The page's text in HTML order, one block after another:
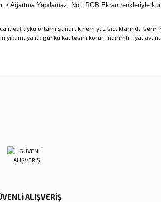
• Ağartma Yapılamaz. Not: RGB Ekran renkleriyle
uyku ortamı sunarak hem yaz sıcaklarında serin
yıkamaya ilk günkü kalitesini korur. İndirimli fiyat
ALIŞVERİŞ